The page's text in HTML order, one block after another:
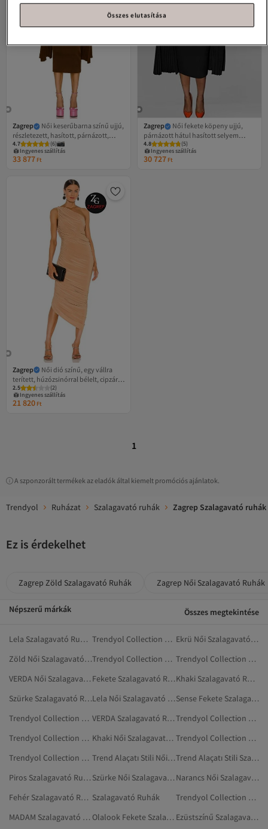
Zagrep
Női keserűbarna színű ujjú,
részletezett, hasított, párnázott,
különleges dizájnú selyemjersey
midi ruha
4.7 (6)
Ingyenes szállítás
33 877 Ft
Zagrep
Női fekete köpeny ujjú,
párnázott hátul hasított selyem
dzsörzsi midi ruha
4.8 (5)
Ingyenes szállítás
30 727 Ft
Zagrep
Női dió színű, egy vállra
terített, húzózsinórral bélelt, cipzáras
aszimmetrikus midi ruha
2.5 (2)
Ingyenes szállítás
21 820 Ft
1
A szponzorált termékek az eladók által kiemelt promóciós ajánlatok.
Trendyol Ruházat Szalagavató ruhák Zagrep Szalagavató ruhák
Ez is érdekelhet
Zagrep Zöld Szalagavató Ruhák Zagrep Női Szalagavató Ruhák
Népszerű márkák Összes megtekintése
Lela Szalagavató Ruhák Trendyol Collection Női Szalagavató Ruhák
Ekrü Női Szalagavató Ruhák
Zöld Női Szalagavató Ruhák
Trendyol Collection Fémhatású Szalagavató Ruhák
Trendyol Collection Narancs Szalagavató Ruhák
VERDA Női Szalagavató Ruhák
Fekete Szalagavató Ruhák
Khaki Szalagavató Ruhák
Szürke Szalagavató Ruhák
Lela Női Szalagavató Ruhák
Sense Fekete Szalagavató Ruhák
Trendyol Collection Ekrü Szalagavató Ruhák
VERDA Szalagavató Ruhák
Trendyol Collection Ezüstszínű Szalagavató Ruhák
Trendyol Collection Khaki Szalagavató Ruhák
Khaki Női Szalagavató Ruhák
Trendyol Collection Rózsaszín Szalagavató Ruhák
Trendyol Collection Aranyszínű Szalagavató Ruhák
Trend Alaçatı Stili Női Szalagavató Ruhák
Trend Alaçatı Stili Szalagavató Ruhák
Piros Szalagavató Ruhák
Szürke Női Szalagavató Ruhák
Narancs Női Szalagavató Ruhák
Fehér Szalagavató Ruhák Szalagavató Ruhák
Trendyol Collection Burgundi Szalagavató Ruhák
MADAM Szalagavató Ruhák
Olalook Fekete Szalagavató Ruhák
Ezüstszínű Szalagavató Ruhák
Összes elutasítása